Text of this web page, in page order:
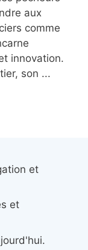
aux
comme
innovation.
son ...
et
et